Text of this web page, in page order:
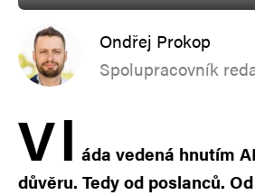
Ondřej Prokop
Spolupracovník
Vl áda vedená hnutím
důvěru. Tedy od poslanců.